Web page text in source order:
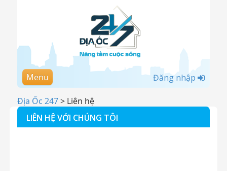
Menu Đăng nhập
Địa Ốc 247> Liên hệ
LIÊN HỆ VỚI CHÚNG TÔI